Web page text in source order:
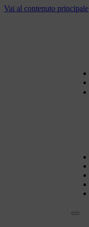
Vai al contenuto principale